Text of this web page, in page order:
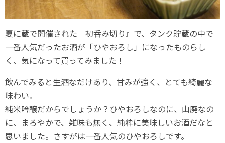
夏に蔵で開催された『初呑み切り』で、タンク貯蔵の中で
一番人気だったお酒が「ひやおろし」になったものらし
く、気になって買ってみました！
飲んでみると生酒なだけあり、甘みが強く、とても綺麗な
味わい。
純米吟醸だからでしょうか？ひやおろしなのに、山廃なの
に、まろやかで、雑味も無く、純粋に美味しいお酒だなと
思いました。さすがは一番人気のひやおろしです。